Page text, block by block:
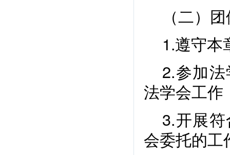
（二）
1.遵守本
2.参加
法学会工作
3.开展
会委托的工